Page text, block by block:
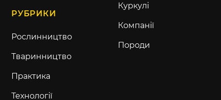
РУБРИКИ
Рослинництво
Тваринництво
Практика
Технології
Куркулі
Компанії
Породи